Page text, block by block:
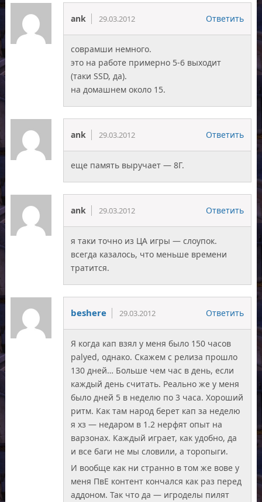
ank 29.03.2012 Ответить
соврамши немного.
это на работе примерно 5-6 выходит
(таки SSD, да).
на домашнем около 15.
ank 29.03.2012 Ответить
еще память выручает — 8Г.
ank 29.03.2012 Ответить
я таки точно из ЦА игры — слоупок.
всегда казалось, что меньше времени
тратится.
beshere 29.03.2012 Ответить
Я когда кап взял у меня было 150 часов
palyed, однако. Скажем с релиза прошло
130 дней… Больше чем час в день, если
каждый день считать. Реально же у меня
было дней 5 в неделю по 3 часа. Хороший
ритм. Как там народ берет кап за неделю
я хз — недаром в 1.2 нерфят опыт на
варзонах. Каждый играет, как удобно, да
и все баги не мы словили, а торопыги.
И вообще как ни странно в том же вове у
меня ПвЕ контент кончался как раз перед
аддоном. Так что да — игроделы пилят